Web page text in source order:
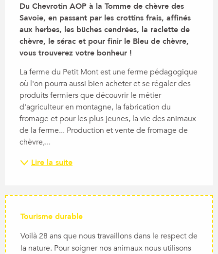
Du Chevrotin AOP à la Tomme de chèvre des
Savoie, en passant par les crottins frais, affinés
aux herbes, les bûches cendrées, la raclette de
chèvre, le sérac et pour finir le Bleu de chèvre,
vous trouverez votre bonheur !
La ferme du Petit Mont est une ferme pédagogique
où l'on pourra aussi bien acheter et se régaler des
produits fermiers que découvrir le métier
d'agriculteur en montagne, la fabrication du
fromage et pour les plus jeunes, la vie des animaux
de la ferme... Production et vente de fromage de
chèvre,...
Lire la suite
Tourisme durable
Voilà 28 ans que nous travaillons dans le respect de
la nature. Pour soigner nos animaux nous utilisons